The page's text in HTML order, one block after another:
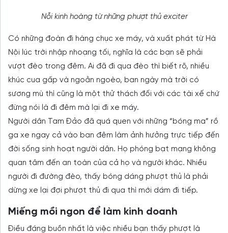
Nỗi kinh hoàng từ những phượt thủ exciter
Có những đoàn đi hàng chục xe máy, và xuất phát từ Hà
Nội lúc trời nhập nhoạng tối, nghĩa là các bạn sẽ phải
vượt đèo trong đêm. Ai đã đi qua đèo thì biết rõ, nhiều
khúc cua gấp và ngoằn ngoèo, ban ngày mà trời có
sương mù thì cũng là một thử thách đối với các tài xế chứ
đừng nói là đi đêm mà lại đi xe máy.
Người dân Tam Đảo đã quá quen với những “bóng ma” rồ
ga xe ngay cả vào ban đêm làm ảnh hưởng trực tiếp đến
đời sống sinh hoạt người dân. Họ phóng bạt mạng không
quan tâm đến an toàn của cả họ và người khác. Nhiều
người đi đường đèo, thấy bóng dáng phượt thủ là phải
dừng xe lại đợi phượt thủ đi qua thì mới dám đi tiếp.
Miếng mồi ngon để làm kinh doanh
Điều đáng buồn nhất là việc nhiều bạn thấy phượt là